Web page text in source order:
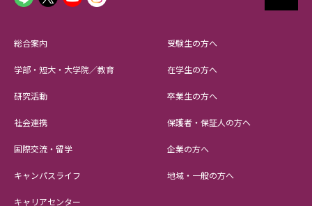
総合案内
学部・短大・大学院／教育
研究活動
社会連携
国際交流・留学
キャンパスライフ
キャリアセンター
受験生の方へ
在学生の方へ
卒業生の方へ
保護者・保証人の方へ
企業の方へ
地域・一般の方へ